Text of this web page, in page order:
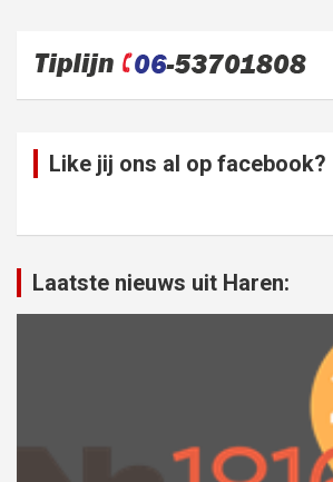
Like jij ons al op facebook?
Laatste nieuws uit Haren: